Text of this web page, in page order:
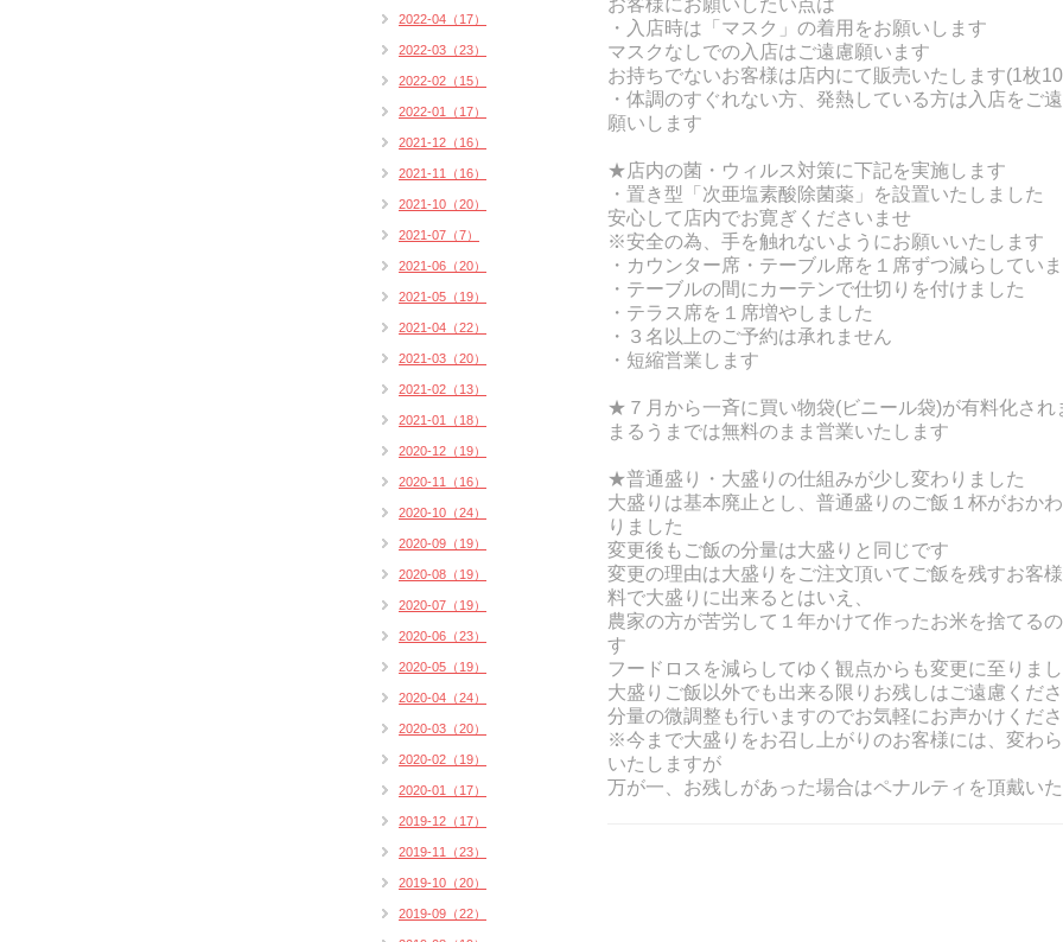
お客様にお願いしたい点は
・入店時は「マスク」の着用をお願いします
マスクなしでの入店はご遠慮願います
お持ちでないお客様は店内にて販売いたします(1枚
・体調のすぐれない方、発熱している方は入店をご
願いします
★店内の菌・ウィルス対策に下記を実施します
・置き型「次亜塩素酸除菌薬」を設置いたしました
安心して店内でお寛ぎくださいませ
※安全の為、手を触れないようにお願いいたします
・カウンター席・テーブル席を１席ずつ減らしてい
・テーブルの間にカーテンで仕切りを付けました
・テラス席を１席増やしました
・３名以上のご予約は承れません
・短縮営業します
★７月から一斉に買い物袋(ビニール袋)が有料化され
まるうまでは無料のまま営業いたします
★普通盛り・大盛りの仕組みが少し変わりました
大盛りは基本廃止とし、普通盛りのご飯１杯がおか
りました
変更後もご飯の分量は大盛りと同じです
変更の理由は大盛りをご注文頂いてご飯を残すお客
料で大盛りに出来るとはいえ、
農家の方が苦労して１年かけて作ったお米を捨てる
す
フードロスを減らしてゆく観点からも変更に至りま
大盛りご飯以外でも出来る限りお残しはご遠慮くだ
分量の微調整も行いますのでお気軽にお声かけくだ
※今まで大盛りをお召し上がりのお客様には、変わ
いたしますが
万が一、お残しがあった場合はペナルティを頂戴い
2022-04（17）
2022-03（23）
2022-02（15）
2022-01（17）
2021-12（16）
2021-11（16）
2021-10（20）
2021-07（7）
2021-06（20）
2021-05（19）
2021-04（22）
2021-03（20）
2021-02（13）
2021-01（18）
2020-12（19）
2020-11（16）
2020-10（24）
2020-09（19）
2020-08（19）
2020-07（19）
2020-06（23）
2020-05（19）
2020-04（24）
2020-03（20）
2020-02（19）
2020-01（17）
2019-12（17）
2019-11（23）
2019-10（20）
2019-09（22）